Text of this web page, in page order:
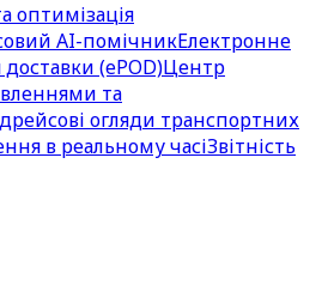
оптимізація
AI-помічникЕлектронне
(ePOD)Центр
та
огляди транспортних
в реальному часіЗвітність